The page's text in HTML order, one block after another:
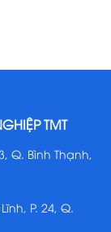
TMT
Q. Bình Thạnh,
P. 24, Q.